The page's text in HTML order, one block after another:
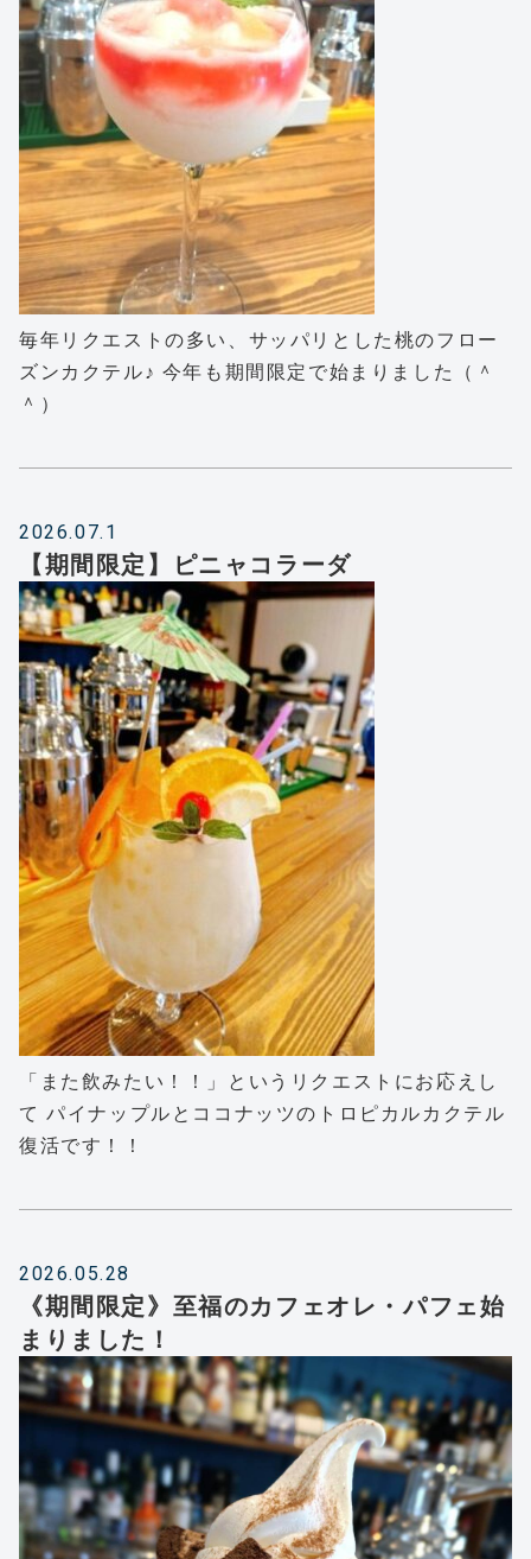
毎年リクエストの多い、サッパリとした桃のフロー
ズンカクテル♪ 今年も期間限定で始まりました（＾
＾）
2026.07.1
【期間限定】ピニャコラーダ
「また飲みたい！！」というリクエストにお応えし
て パイナップルとココナッツのトロピカルカクテル
復活です！！
2026.05.28
《期間限定》至福のカフェオレ・パフェ始
まりました！